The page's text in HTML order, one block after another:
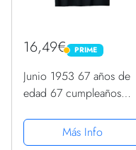
16,49€ PRIME
PRIME
Junio 1953 67 años de
edad 67 cumpleaños
CamisetaMás Info